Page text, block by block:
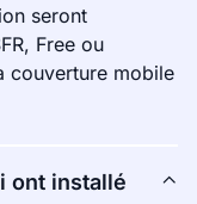
seront
Free ou
couverture mobile
ont installé